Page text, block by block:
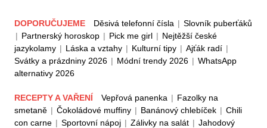
DOPORUČUJEME Děsivá telefonní čísla | Slovník puberťáků
| Partnerský horoskop | Pick me girl | Nejtěžší české
jazykolamy | Láska a vztahy | Kulturní tipy | Ajťák radí |
Svátky a prázdniny 2026 | Módní trendy 2026 | WhatsApp
alternativy 2026
RECEPTY A VAŘENÍ Vepřová panenka | Fazolky na
smetaně | Čokoládové muffiny | Banánový chlebíček | Chili
con carne | Sportovní nápoj | Zálivky na salát | Jahodový